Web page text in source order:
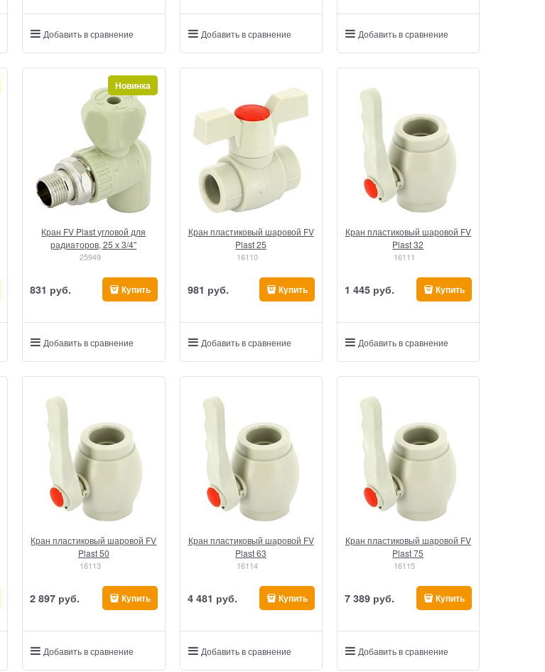
Добавить в сравнение Добавить в сравнение Добавить в сравнение
Кран FV Plast угловой для
радиаторов, 25 х 3/4"
25949
Новинка
831 руб. Купить
Добавить в сравнение
Кран пластиковый шаровой FV
Plast 25
16110
981 руб. Купить
Добавить в сравнение
Кран пластиковый шаровой FV
Plast 32
16111
1 445 руб. Купить
Добавить в сравнение
Кран пластиковый шаровой FV
Plast 50
16113
2 897 руб. Купить
Добавить в сравнение
Кран пластиковый шаровой FV
Plast 63
16114
4 481 руб. Купить
Добавить в сравнение
Кран пластиковый шаровой FV
Plast 75
16115
7 389 руб. Купить
Добавить в сравнение